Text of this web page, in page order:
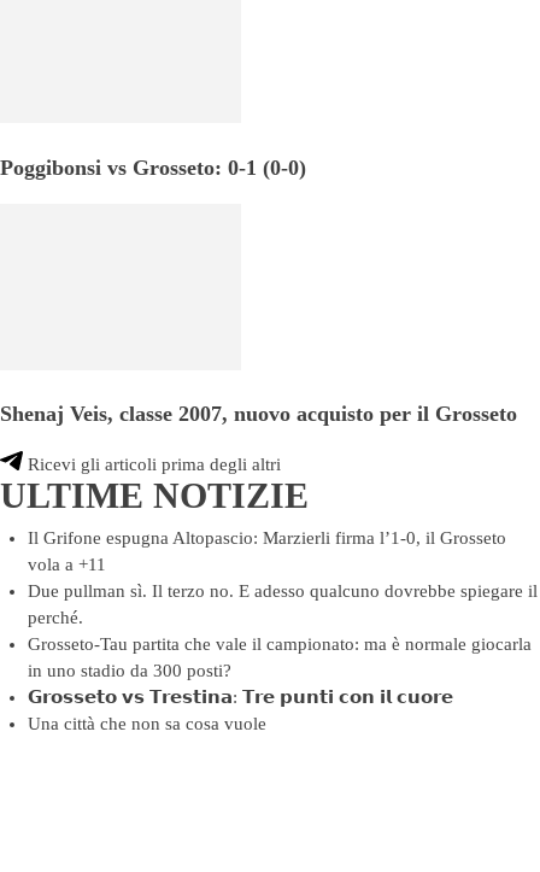
Poggibonsi vs Grosseto: 0-1 (0-0)
Shenaj Veis, classe 2007, nuovo acquisto per il Grosseto
Ricevi gli articoli prima degli altri
ULTIME NOTIZIE
Il Grifone espugna Altopascio: Marzierli firma l’1-0, il Grosseto
vola a +11
Due pullman sì. Il terzo no. E adesso qualcuno dovrebbe spiegare il
perché.
Grosseto-Tau partita che vale il campionato: ma è normale giocarla
in uno stadio da 300 posti?
𝗚𝗿𝗼𝘀𝘀𝗲𝘁𝗼 𝘃𝘀 𝗧𝗿𝗲𝘀𝘁𝗶𝗻𝗮: 𝗧𝗿𝗲 𝗽𝘂𝗻𝘁𝗶 𝗰𝗼𝗻 𝗶𝗹 𝗰𝘂𝗼𝗿𝗲
Una città che non sa cosa vuole